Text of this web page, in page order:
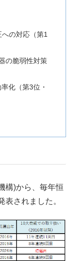
の対応（第1
の脆弱性対策
化（第3位・
構)から、毎年恒
表されました。